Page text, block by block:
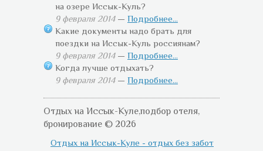
на озере Иссык-Куль?
9 февраля 2014— Подробнее...
Какие документы надо брать для
поездки на Иссык-Куль россиянам?
9 февраля 2014— Подробнее...
Когда лучше отдыхать?
9 февраля 2014— Подробнее...
Отдых на Иссык-Куле,подбор отеля,
бронирование © 2026
Отдых на Иссык-Куле - отдых без забот